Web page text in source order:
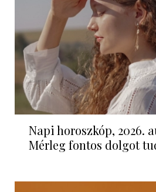
Napi horoszkóp, 2026.
Mérleg fontos dolgot